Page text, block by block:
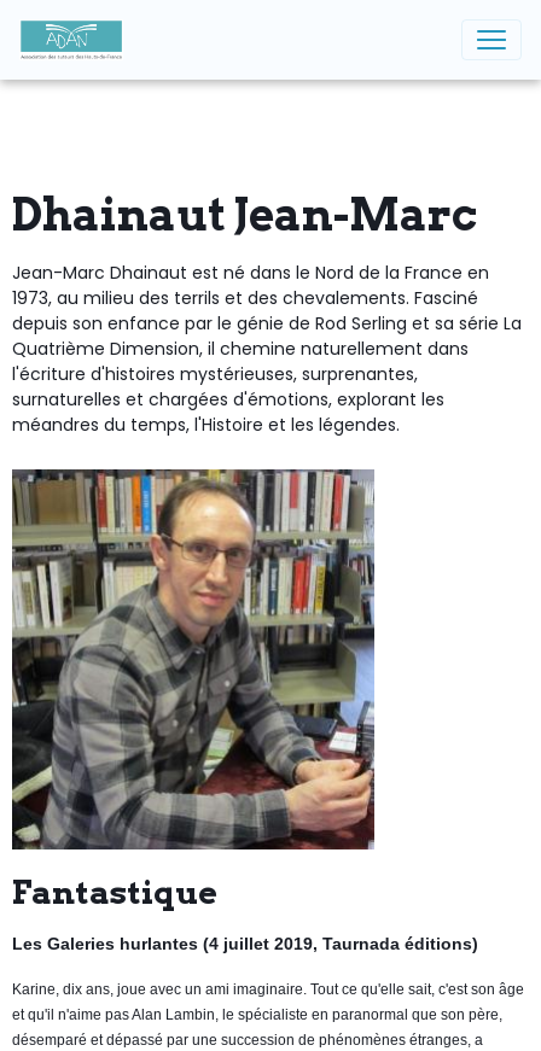
Dhainaut Jean-Marc
Jean-Marc Dhainaut est né dans le Nord de la France en
1973, au milieu des terrils et des chevalements. Fasciné
depuis son enfance par le génie de Rod Serling et sa série La
Quatrième Dimension, il chemine naturellement dans
l'écriture d'histoires mystérieuses, surprenantes,
surnaturelles et chargées d'émotions, explorant les
méandres du temps, l'Histoire et les légendes.
Fantastique
Les Galeries hurlantes (4 juillet 2019, Taurnada éditions)
Karine, dix ans, joue avec un ami imaginaire. Tout ce qu'elle sait, c'est son âge
et qu'il n'aime pas Alan Lambin, le spécialiste en paranormal que son père,
désemparé et dépassé par une succession de phénomènes étranges, a